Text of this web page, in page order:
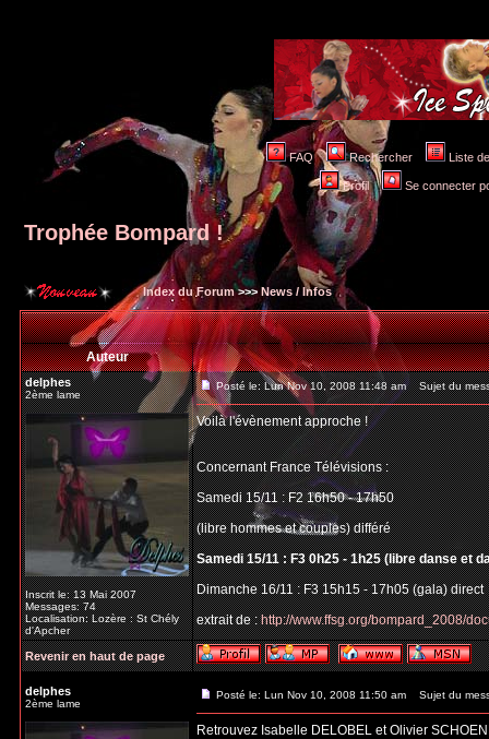
FAQ Rechercher Liste
Profil Se connecter
Trophée Bompard !
Index du Forum>>>News / Infos
Auteur
delphes
2ème lame
Inscrit le: 13 Mai 2007
Messages: 74
Localisation: Lozère : St Chély
d'Apcher
Posté le: Lun Nov 10, 2008 11:48 am Sujet du
Voilà l'évènement approche !
Concernant France Télévisions :
Samedi 15/11 : F2 16h50 - 17h50
(libre hommes et couples) différé
Samedi 15/11 : F3 0h25 - 1h25 (libre danse et
Dimanche 16/11 : F3 15h15 - 17h05 (gala) direct
extrait de :http://www.ffsg.org/bompard_2008/
Revenir en haut de page
delphes
2ème lame
Posté le: Lun Nov 10, 2008 11:50 am Sujet du
Retrouvez Isabelle DELOBEL et Olivier